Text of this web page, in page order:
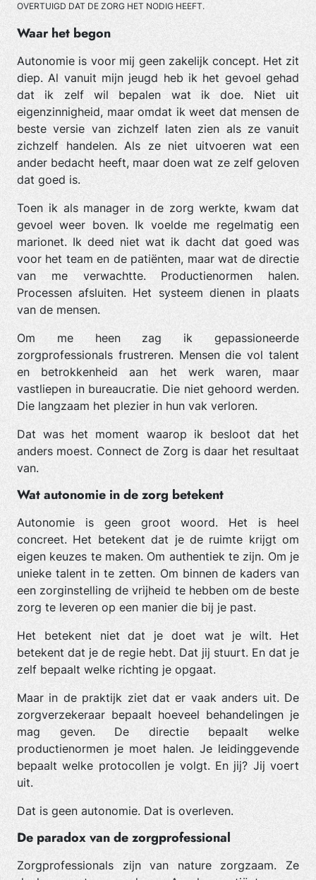
OVERTUIGD DAT DE ZORG HET NODIG HEEFT.
Waar het begon
Autonomie is voor mij geen zakelijk concept. Het zit
diep. Al vanuit mijn jeugd heb ik het gevoel gehad
dat ik zelf wil bepalen wat ik doe. Niet uit
eigenzinnigheid, maar omdat ik weet dat mensen de
beste versie van zichzelf laten zien als ze vanuit
zichzelf handelen. Als ze niet uitvoeren wat een
ander bedacht heeft, maar doen wat ze zelf geloven
dat goed is.
Toen ik als manager in de zorg werkte, kwam dat
gevoel weer boven. Ik voelde me regelmatig een
marionet. Ik deed niet wat ik dacht dat goed was
voor het team en de patiënten, maar wat de directie
van me verwachtte. Productienormen halen.
Processen afsluiten. Het systeem dienen in plaats
van de mensen.
Om me heen zag ik gepassioneerde
zorgprofessionals frustreren. Mensen die vol talent
en betrokkenheid aan het werk waren, maar
vastliepen in bureaucratie. Die niet gehoord werden.
Die langzaam het plezier in hun vak verloren.
Dat was het moment waarop ik besloot dat het
anders moest. Connect de Zorg is daar het resultaat
van.
Wat autonomie in de zorg betekent
Autonomie is geen groot woord. Het is heel
concreet. Het betekent dat je de ruimte krijgt om
eigen keuzes te maken. Om authentiek te zijn. Om je
unieke talent in te zetten. Om binnen de kaders van
een zorginstelling de vrijheid te hebben om de beste
zorg te leveren op een manier die bij je past.
Het betekent niet dat je doet wat je wilt. Het
betekent dat je de regie hebt. Dat jij stuurt. En dat je
zelf bepaalt welke richting je opgaat.
Maar in de praktijk ziet dat er vaak anders uit. De
zorgverzekeraar bepaalt hoeveel behandelingen je
mag geven. De directie bepaalt welke
productienormen je moet halen. Je leidinggevende
bepaalt welke protocollen je volgt. En jij? Jij voert
uit.
Dat is geen autonomie. Dat is overleven.
De paradox van de zorgprofessional
Zorgprofessionals zijn van nature zorgzaam. Ze